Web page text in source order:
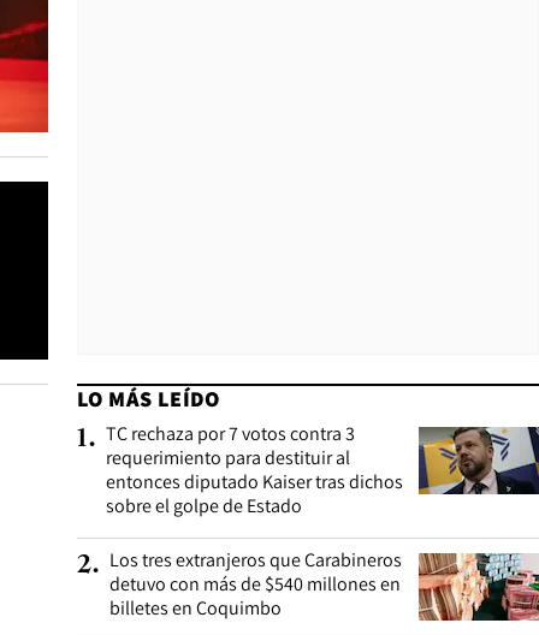
LO MÁS LEÍDO
1. TC rechaza por 7 votos contra 3
requerimiento para destituir al
entonces diputado Kaiser tras dichos
sobre el golpe de Estado
2. Los tres extranjeros que Carabineros
detuvo con más de $540 millones en
billetes en Coquimbo